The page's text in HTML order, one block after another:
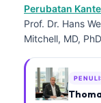
Perubatan
Prof. Dr. Hans
Mitchell, MD,